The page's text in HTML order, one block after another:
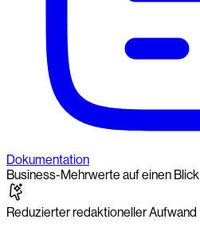
Dokumentation
Business-Mehrwerte auf einen Blick
Reduzierter redaktioneller Aufwand